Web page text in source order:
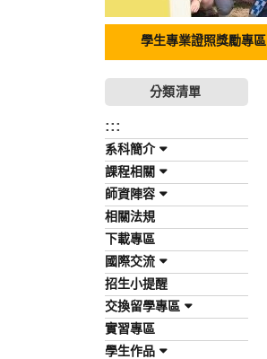
學生專業證照獎勵專區
分類清單
:::
系科簡介
課程相關
師資陣容
相關法規
下載專區
國際交流
招生小提醒
交換留學專區
實習專區
學生作品